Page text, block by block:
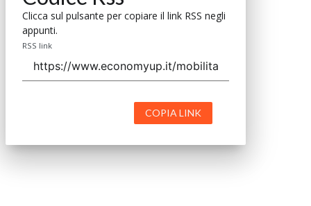
Clicca sul pulsante per copiare il link RSS negli
appunti.
RSS link
COPIA LINK